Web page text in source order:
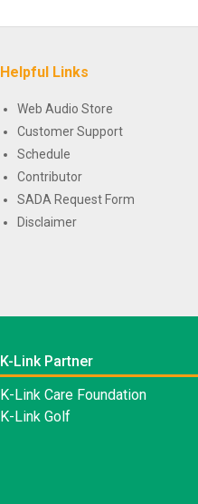
Helpful Links
Web Audio Store
Customer Support
Schedule
Contributor
SADA Request Form
Disclaimer
K-Link Partner
K-Link Care Foundation
K-Link Golf